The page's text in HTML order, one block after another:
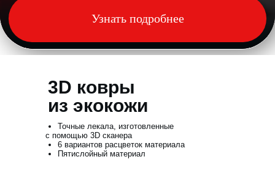
3D ковры
из экокожи
Точные лекала, изготовленные
с помощью 3D сканера
6 вариантов расцветок материала
Пятислойный материал